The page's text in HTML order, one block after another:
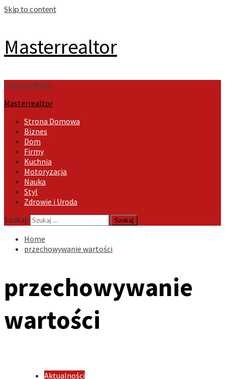
Skip to content
Masterrealtor
Primary Menu
Masterrealtor
Strona Domowa
Biznes
Dom
Firmy
Kuchnia
Motoryzacja
Nauka
Styl
Zdrowie i Uroda
Szukaj:
Home
przechowywanie wartości
przechowywanie
wartości
Aktualności